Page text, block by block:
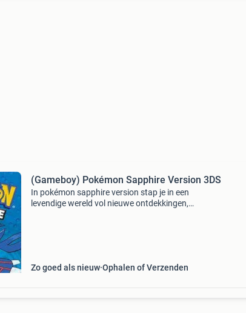
(Gameboy) Pokémon Sapphire Version 3DS
In pokémon sapphire version stap je in een
levendige wereld vol nieuwe ontdekkingen,
Zo goed als nieuw Ophalen of Verzenden